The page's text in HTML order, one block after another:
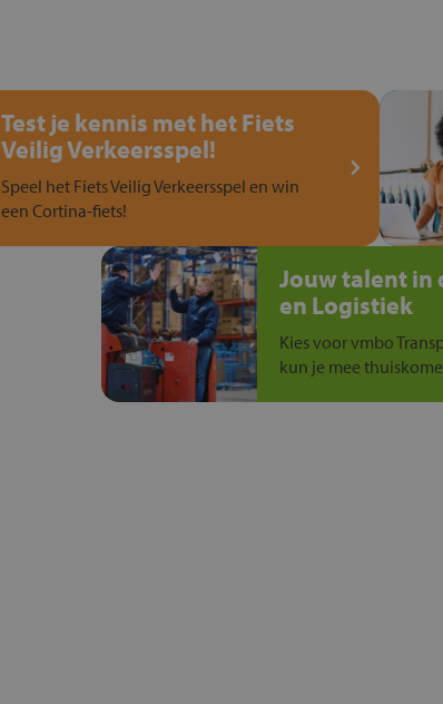
Test je kennis met het Fiets
Veilig Verkeersspel!
Speel het Fiets Veilig Verkeersspel en win
een Cortina-fiets!
Jouw talent in
en Logistiek
Kies voor vmbo
kun je mee